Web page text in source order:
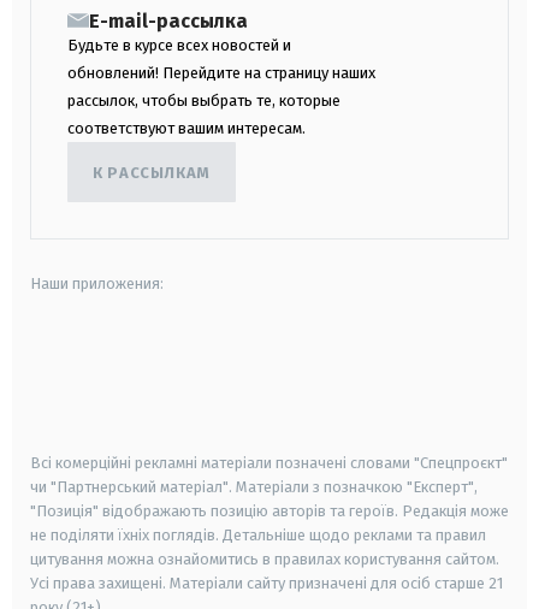
E-mail-рассылка
Будьте в курсе всех новостей и
обновлений! Перейдите на страницу наших
рассылок, чтобы выбрать те, которые
соответствуют вашим интересам.
К РАССЫЛКАМ
Наши приложения:
Всі комерційні рекламні матеріали позначені словами "Спецпроєкт"
чи "Партнерський матеріал". Матеріали з позначкою "Експерт",
"Позиція" відображають позицію авторів та героїв. Редакція може
не поділяти їхніх поглядів. Детальніше щодо реклами та правил
цитування можна ознайомитись в правилах користування сайтом.
Усі права захищені. Матеріали сайту призначені для осіб старше 21